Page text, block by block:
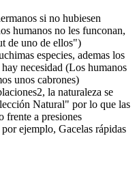
si no hubiesen
humanos no les funconan,
de uno de ellos")
especies, ademas los
necesidad (Los humanos
unos cabrones)
la naturaleza se
Natural" por lo que las
frente a presiones
ejemplo, Gacelas rápidas